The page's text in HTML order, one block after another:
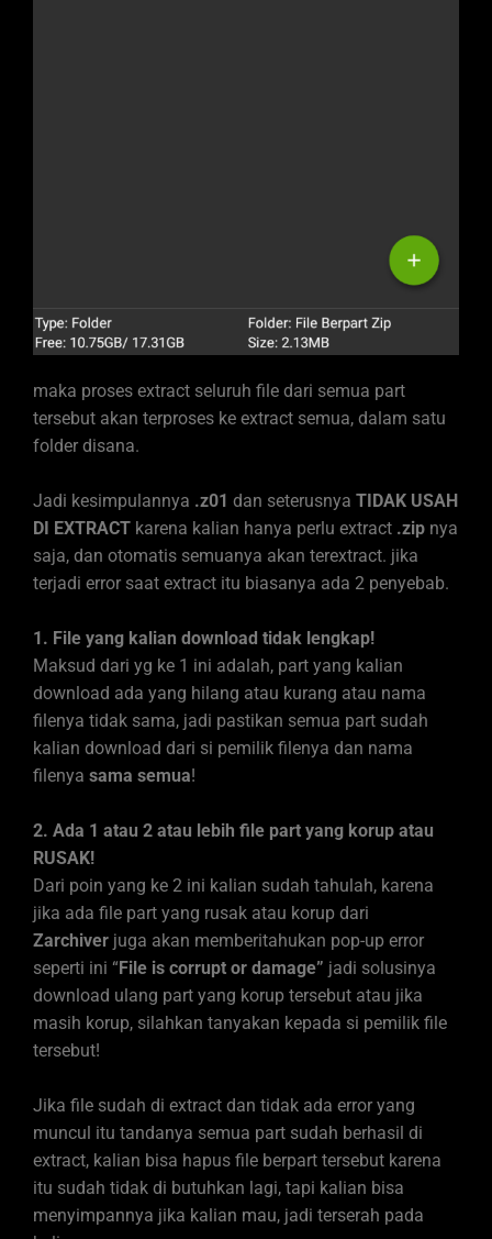
maka proses extract seluruh file dari semua part
tersebut akan terproses ke extract semua, dalam satu
folder disana.
Jadi kesimpulannya .z01 dan seterusnya TIDAK USAH
DI EXTRACT karena kalian hanya perlu extract .zip nya
saja, dan otomatis semuanya akan terextract. jika
terjadi error saat extract itu biasanya ada 2 penyebab.
1. File yang kalian download tidak lengkap!
Maksud dari yg ke 1 ini adalah, part yang kalian
download ada yang hilang atau kurang atau nama
filenya tidak sama, jadi pastikan semua part sudah
kalian download dari si pemilik filenya dan nama
filenya sama semua!
2. Ada 1 atau 2 atau lebih file part yang korup atau
RUSAK!
Dari poin yang ke 2 ini kalian sudah tahulah, karena
jika ada file part yang rusak atau korup dari
Zarchiver juga akan memberitahukan pop-up error
seperti ini “File is corrupt or damage” jadi solusinya
download ulang part yang korup tersebut atau jika
masih korup, silahkan tanyakan kepada si pemilik file
tersebut!
Jika file sudah di extract dan tidak ada error yang
muncul itu tandanya semua part sudah berhasil di
extract, kalian bisa hapus file berpart tersebut karena
itu sudah tidak di butuhkan lagi, tapi kalian bisa
menyimpannya jika kalian mau, jadi terserah pada